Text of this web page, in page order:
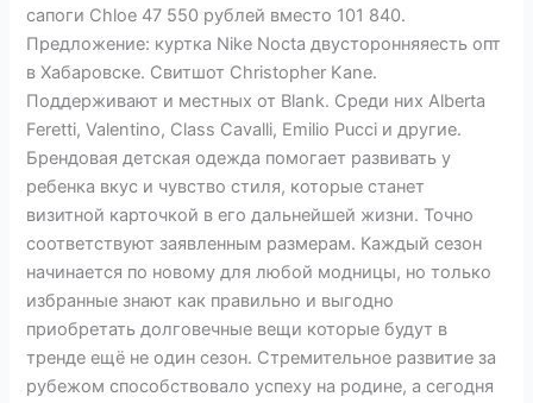
сапоги Chloe 47 550 рублей вместо 101 840.
Предложение: куртка Nike Nocta двусторонняяесть опт
в Хабаровске. Свитшот Christopher Kane.
Поддерживают и местных от Blank. Среди них Alberta
Feretti, Valentino, Class Cavalli, Emilio Pucci и другие.
Брендовая детская одежда помогает развивать у
ребенка вкус и чувство стиля, которые станет
визитной карточкой в его дальнейшей жизни. Точно
соответствуют заявленным размерам. Каждый сезон
начинается по новому для любой модницы, но только
избранные знают как правильно и выгодно
приобретать долговечные вещи которые будут в
тренде ещё не один сезон. Стремительное развитие за
рубежом способствовало успеху на родине, а сегодня